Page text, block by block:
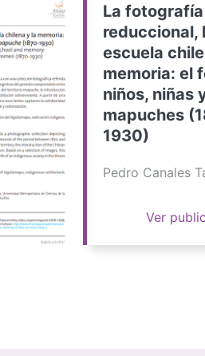
La fotografía
reduccional,
escuela
memoria: el
niños, niñas
mapuches
1930)
Pedro Canales
Ver